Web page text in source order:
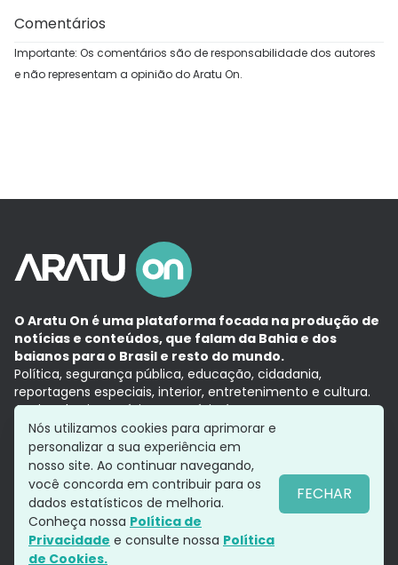
Comentários
Importante: Os comentários são de responsabilidade dos autores
e não representam a opinião do Aratu On.
O Aratu On é uma plataforma focada na produção de
notícias e conteúdos, que falam da Bahia e dos
baianos para o Brasil e resto do mundo.
Política, segurança pública, educação, cidadania,
reportagens especiais, interior, entretenimento e cultura.
Aqui, tudo vira notícia e a notícia é no tempo presente,
com a credibilidade do Grupo Aratu.
Grupo Aratu
Política de privacidade
Siga-nos
Nós utilizamos cookies para aprimorar e
personalizar a sua experiência em
nosso site. Ao continuar navegando,
você concorda em contribuir para os
dados estatísticos de melhoria.
Conheça nossa Política de
Privacidade e consulte nossa Política
de Cookies.
FECHAR